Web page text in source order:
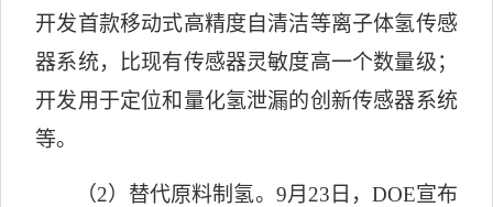
开发首款移动式高精度自清洁等离子体氢传感
器系统，比现有传感器灵敏度高一个数量级；
开发用于定位和量化氢泄漏的创新传感器系统
等。
（2）替代原料制氢。 9月 23 日， DOE宣布